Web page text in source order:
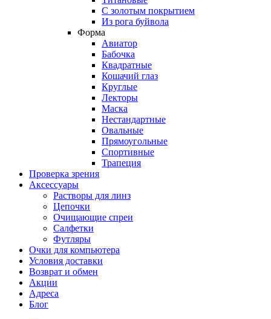
С золотым покрытием
Из рога буйвола
Форма
Авиатор
Бабочка
Квадратные
Кошачий глаз
Круглые
Лекторы
Маска
Нестандартные
Овальные
Прямоугольные
Спортивные
Трапеция
Проверка зрения
Аксессуары
Растворы для линз
Цепочки
Очищающие спреи
Салфетки
Футляры
Очки для компьютера
Условия доставки
Возврат и обмен
Акции
Адреса
Блог